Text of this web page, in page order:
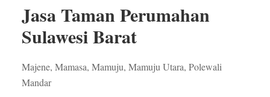
Jasa Taman Perumahan
Sulawesi Barat
Majene, Mamasa, Mamuju, Mamuju Utara, Polewali
Mandar